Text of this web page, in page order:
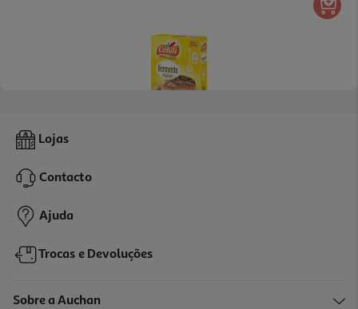
Fermento Condi De Padeiro 4x11g
1,79 €
Lojas
Contacto
Ajuda
Trocas e Devoluções
Sobre a Auchan